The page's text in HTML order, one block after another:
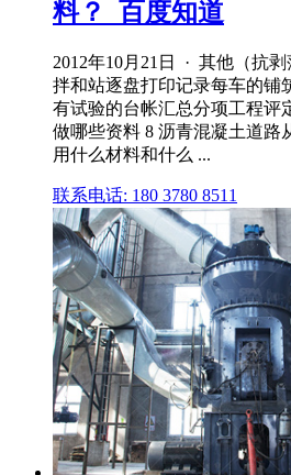
料？_百度知道
2012年10月21日 · 其他（抗
拌和站逐盘打印记录每车的铺
有试验的台帐汇总分项工程评
做哪些资料 8 沥青混凝土道路
用什么材料和什么 ...
联系电话: 180 3780 8511